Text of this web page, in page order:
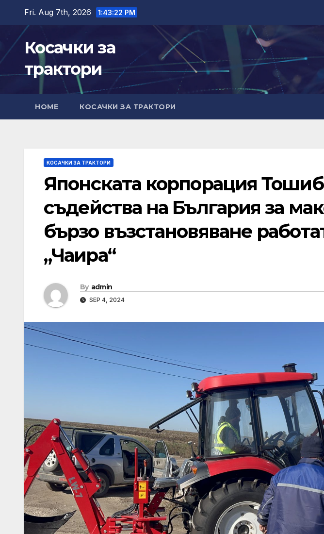
content
Fri. Aug 7th, 2026 1:43:24 PM
Косачки за
трактори
HOME КОСАЧКИ ЗА ТРАКТОРИ
КОСАЧКИ ЗА ТРАКТОРИ
Японската корпорация
съдейства на България за
бързо възстановяване
„Чаира“
By admin
SEP 4, 2024